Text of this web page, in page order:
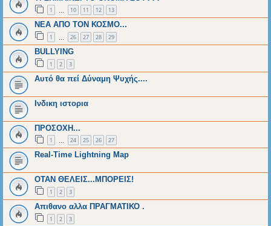
1 10 11 12 13
ΝΕΑ ΑΠΟ ΤΟΝ ΚΟΣΜΟ...
1 26 27 28 29
BULLYING
1 2 3
Αυτό θα πεί Δύναμη Ψυχής....
Ινδικη ιστορια
ΠΡΟΣΟΧΗ...
1 24 25 26 27
Real-Time Lightning Map
ΟΤΑΝ ΘΕΛΕΙΣ...ΜΠΟΡΕΙΣ!
1 2 3
Απιθανο αλλα ΠΡΑΓΜΑΤΙΚΟ .
1 2 3